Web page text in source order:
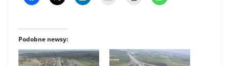
Podobne newsy: